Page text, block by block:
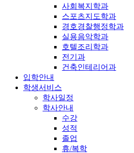
사회복지학과
스포츠지도학과
경호경찰행정학과
실용음악학과
호텔조리학과
전기과
건축인테리어과
입학안내
학생서비스
학사일정
학사안내
수강
성적
졸업
휴/복학